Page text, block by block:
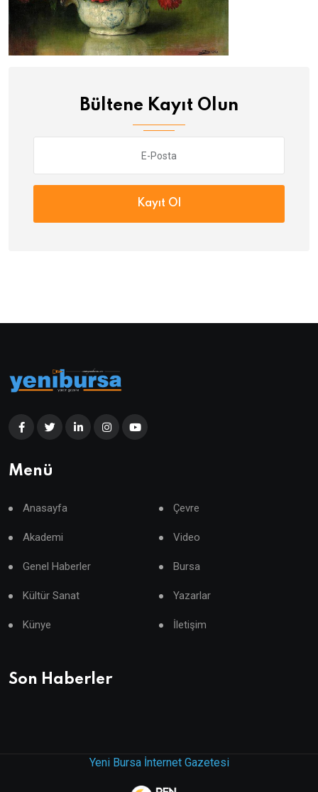
Bültene Kayıt Olun
Kayıt Ol
Menü
Anasayfa Çevre
Akademi Video
Genel Haberler Bursa
Kültür Sanat Yazarlar
Künye İletişim
Son Haberler
Yeni Bursa İnternet Gazetesi